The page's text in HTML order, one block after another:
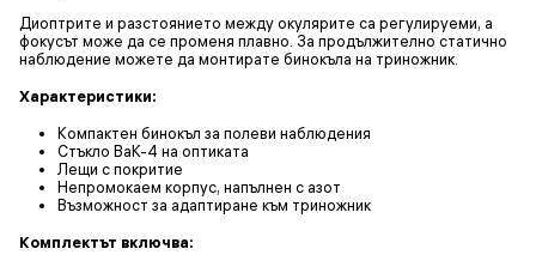
Диоптрите и разстоянието между окулярите са регулируеми, а
фокусът може да се променя плавно. За продължително статично
наблюдение можете да монтирате бинокъла на триножник.
Характеристики:
Компактен бинокъл за полеви наблюдения
Стъкло BaK-4 на оптиката
Лещи с покритие
Непромокаем корпус, напълнен с азот
Възможност за адаптиране към триножник
Комплектът включва: